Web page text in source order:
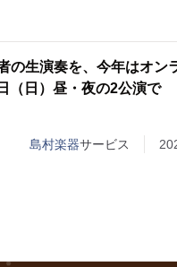
の生演奏を、今年はオン
（日）昼・夜の2公演で
島村楽器サービス